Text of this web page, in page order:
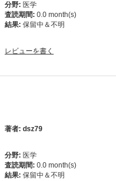
分野: 医学
査読期間: 0.0 month(s)
結果: 保留中＆不明
レビューを書く
著者: dsz79
分野: 医学
査読期間: 0.0 month(s)
結果: 保留中＆不明